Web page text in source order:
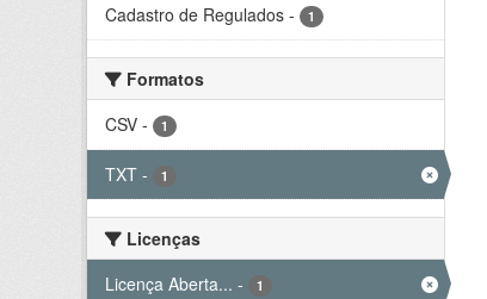
Cadastro de Regulados - 1
Formatos
CSV - 1
TXT - 1
Licenças
Licença Aberta... - 1